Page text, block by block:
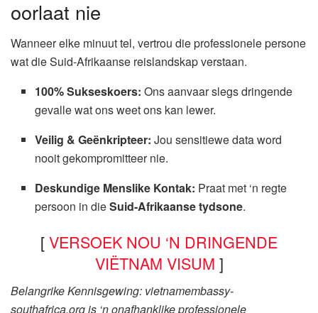
oorlaat nie
Wanneer elke minuut tel, vertrou die professionele persone
wat die Suid-Afrikaanse reislandskap verstaan.
100% Sukseskoers: Ons aanvaar slegs dringende
gevalle wat ons weet ons kan lewer.
Veilig & Geënkripteer: Jou sensitiewe data word
nooit gekompromitteer nie.
Deskundige Menslike Kontak: Praat met ‘n regte
persoon in dieSuid-Afrikaanse tydsone.
[VERSOEK NOU ‘N DRINGENDE
VIËTNAM VISUM ]
Belangrike Kennisgewing: vietnamembassy-
southafrica.org is ‘n onafhanklike professionele